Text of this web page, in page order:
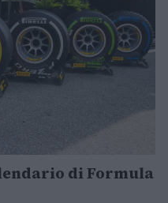
di Formula